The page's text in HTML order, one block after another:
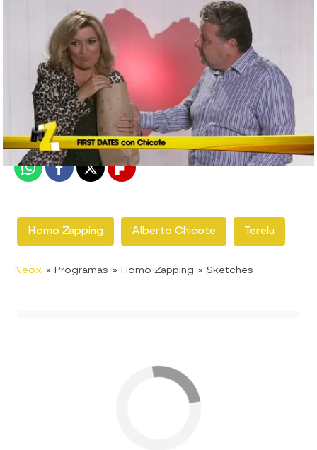
neox
Madrid
Publicado:22 de marzo de 2018, 02:27
WhatsappFacebook
X Flipboard
Homo Zapping Alberto Chicote Terelu
Neox » Programas » Homo Zapping » Sketches